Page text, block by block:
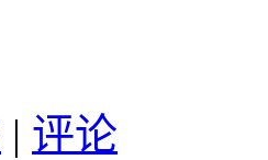
| 评论